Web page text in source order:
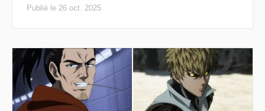
Publié le 26 oct. 2025